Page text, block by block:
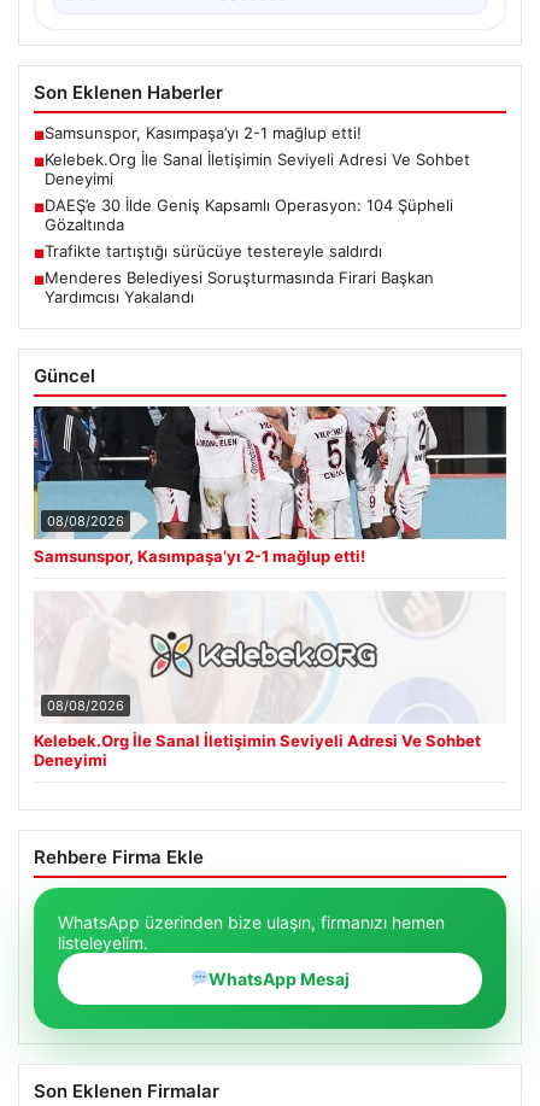
Son Eklenen Haberler
■Samsunspor, Kasımpaşa’yı 2-1 mağlup etti!
■Kelebek.Org İle Sanal İletişimin Seviyeli Adresi Ve Sohbet
Deneyimi
■DAEŞ’e 30 İlde Geniş Kapsamlı Operasyon: 104 Şüpheli
Gözaltında
■Trafikte tartıştığı sürücüye testereyle saldırdı
■Menderes Belediyesi Soruşturmasında Firari Başkan
Yardımcısı Yakalandı
Güncel
08/08/2026
Samsunspor, Kasımpaşa’yı 2-1 mağlup etti!
08/08/2026
Kelebek.Org İle Sanal İletişimin Seviyeli Adresi Ve Sohbet
Deneyimi
Rehbere Firma Ekle
WhatsApp üzerinden bize ulaşın, firmanızı hemen
listeleyelim.
WhatsApp Mesaj
Son Eklenen Firmalar